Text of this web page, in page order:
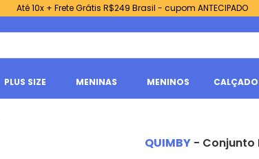
Até 10x + Frete Grátis R$249 Brasil - cupom ANTECIPADO
PLUS SIZE MENINAS MENINOS
QUIMBY - Conjunto